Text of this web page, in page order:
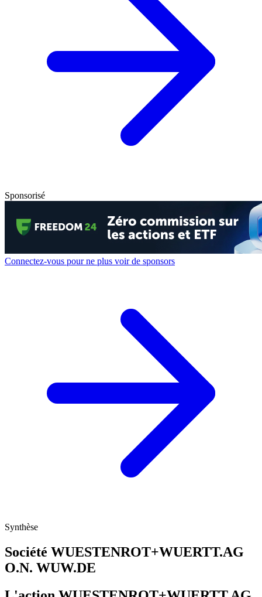
Sponsorisé
Connectez-vous pour ne plus voir de sponsors
Synthèse
Société WUESTENROT+WUERTT.AG
O.N. WUW.DE